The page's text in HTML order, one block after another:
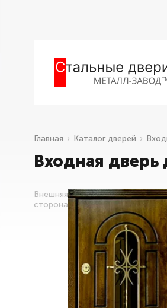
Входная
Главная Каталог дверей
Внешняя
сторона